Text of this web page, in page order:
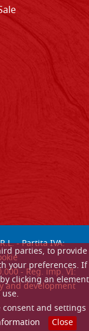
parties, to provide
your preferences. If
clicking an element
and settings
Close
- Partita IVA:
- Reg. imp. VI:
and development